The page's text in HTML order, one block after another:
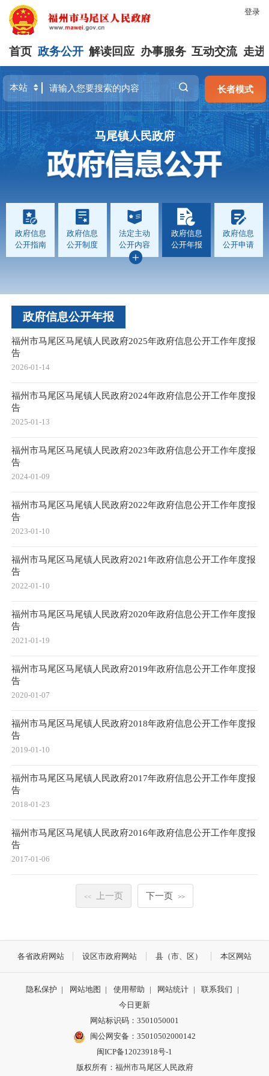
登录
首页 政务公开 解读回应 办事服务 互动交流 走进
长者模式
马尾镇人民政府
政府信息
公开指南
政府信息
公开制度
法定主动
公开内容
政府信息
公开年报
政府信息
公开申请
政府信息公开年报
福州市马尾区马尾镇人民政府2025年政府信息公开工作年度报
告
2026-01-14
福州市马尾区马尾镇人民政府2024年政府信息公开工作年度报
告
2025-01-13
福州市马尾区马尾镇人民政府2023年政府信息公开工作年度报
告
2024-01-09
福州市马尾区马尾镇人民政府2022年政府信息公开工作年度报
告
2023-01-10
福州市马尾区马尾镇人民政府2021年政府信息公开工作年度报
告
2022-01-10
福州市马尾区马尾镇人民政府2020年政府信息公开工作年度报
告
2021-01-19
福州市马尾区马尾镇人民政府2019年政府信息公开工作年度报
告
2020-01-07
福州市马尾区马尾镇人民政府2018年政府信息公开工作年度报
告
2019-01-10
福州市马尾区马尾镇人民政府2017年政府信息公开工作年度报
告
2018-01-23
福州市马尾区马尾镇人民政府2016年政府信息公开工作年度报
告
2017-01-06
<< 上一页 下一页 >>
各省政府网站 设区市政府网站 县（市、区） 本区网站
隐私保护 | 网站地图 | 使用帮助 | 网站统计 | 联系我们
|
今日更新
网站标识码：3501050001
闽公网安备：35010502000142
闽ICP备12023918号-1
版权所有：福州市马尾区人民政府